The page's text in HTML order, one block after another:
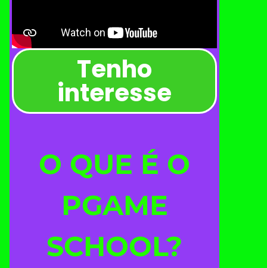
Tenho
interesse
O QUE É O
PGAME
SCHOOL?